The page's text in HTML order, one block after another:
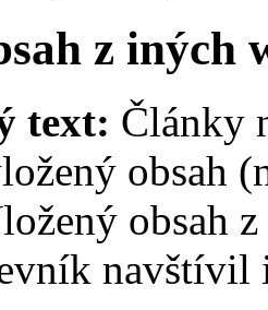
z iných
text: Články
obsah
obsah
navštívil